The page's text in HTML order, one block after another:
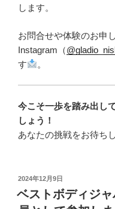
します。
お問合せや体験のお申
Instagram（
す
。
今こそ一歩を踏み出し
しょう！
あなたの挑戦をお待ち
投
2024年12月9日
ベストボディジ